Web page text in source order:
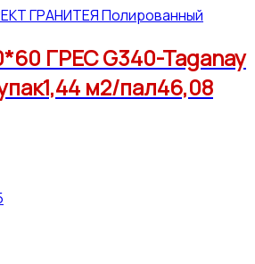
ГРАНИТЕЯ Полированный
ГРЕС G340-Taganay
м2/пал46,08